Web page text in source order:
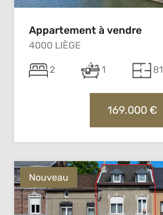
Appartement à vendre
4000 LIÈGE
2 1 81
169.000 €
Nouveau